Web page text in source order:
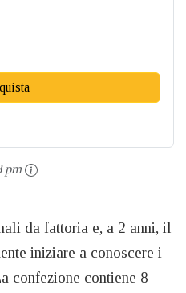
pm
da fattoria e, a 2 anni, il
iniziare a conoscere i
confezione contiene 8